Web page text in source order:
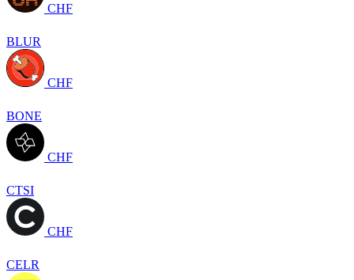
CHF
BLUR
CHF
BONE
CHF
CTSI
CHF
CELR